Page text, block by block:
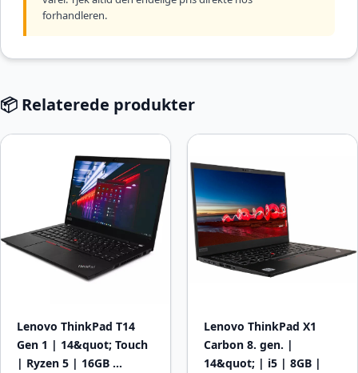
forhandleren.
📦 Relaterede produkter
Lenovo ThinkPad T14
Gen 1 | 14&quot; Touch
| Ryzen 5 | 16GB …
Lenovo ThinkPad X1
Carbon 8. gen. |
14&quot; | i5 | 8GB |